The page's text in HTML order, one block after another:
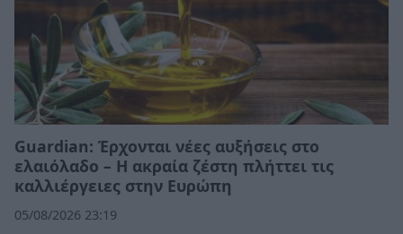
Guardian: Έρχονται νέες αυξήσεις στο
ελαιόλαδο – Η ακραία ζέστη πλήττει τις
καλλιέργειες στην Ευρώπη
05/08/2026 23:19